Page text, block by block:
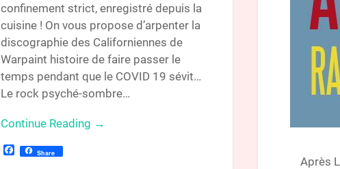
confinement strict, enregistré depuis la
cuisine ! On vous propose d’arpenter la
discographie des Californiennes de
Warpaint histoire de faire passer le
temps pendant que le COVID 19 sévit…
Le rock psyché-sombre…
Continue Reading →
Facebook
Share
Après